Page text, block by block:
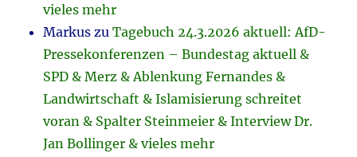
vieles mehr
Markus zuTagebuch 24.3.2026 aktuell: AfD-
Pressekonferenzen – Bundestag aktuell &
SPD & Merz & Ablenkung Fernandes &
Landwirtschaft & Islamisierung schreitet
voran & Spalter Steinmeier & Interview Dr.
Jan Bollinger & vieles mehr